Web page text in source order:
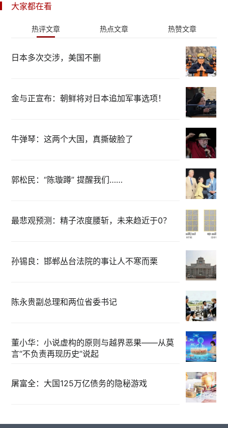
大家都在看
热评文章 热点文章 热赞文章
日本多次交涉，美国不删
金与正宣布：朝鲜将对日本追加军事选项！
牛弹琴：这两个大国，真撕破脸了
郭松民：“陈璇蹲” 提醒我们……
最悲观预测：精子浓度腰斩，未来趋近于0？
孙锡良：邯郸丛台法院的事让人不寒而栗
陈永贵副总理和两位省委书记
董小华：小说虚构的原则与越界恶果——从莫
言“不负责再现历史”说起
屠富全：大国125万亿债务的隐秘游戏